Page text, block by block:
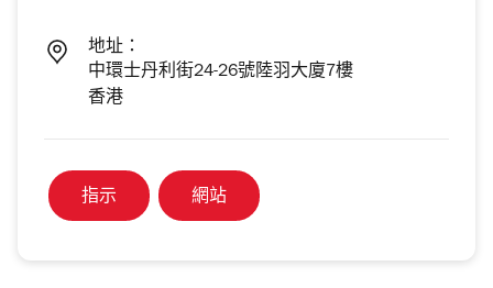
地址：
中環士丹利街24-26號陸羽大廈7樓
香港
指示 網站